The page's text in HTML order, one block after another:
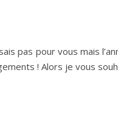
pas pour vous mais
! Alors je vous